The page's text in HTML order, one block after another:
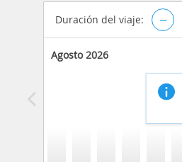
Duración del viaje: –
Agosto 2026